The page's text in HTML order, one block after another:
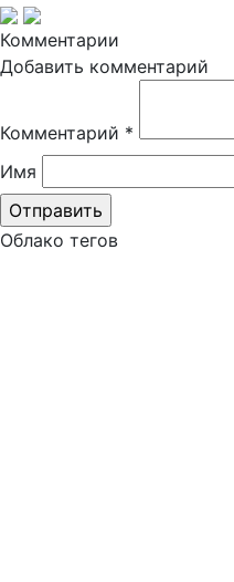
Комментарии
Добавить комментарий
Комментарий *
Имя
Облако тегов